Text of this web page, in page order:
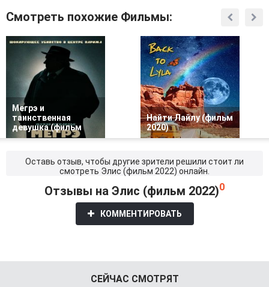
Смотреть похожие Фильмы:
Мегрэ и
таинственная
девушка (фильм
Найти Лайлу (фильм
2020)
Оставь отзыв, чтобы другие зрители решили стоит ли
смотреть Элис (фильм 2022) онлайн.
Отзывы на Элис (фильм 2022)0
КОММЕНТИРОВАТЬ
СЕЙЧАС СМОТРЯТ